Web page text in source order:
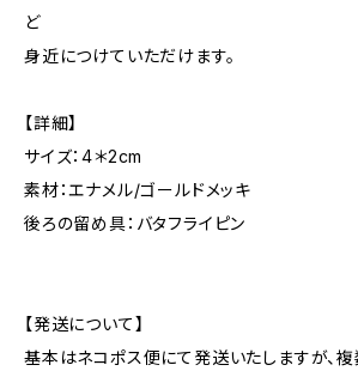
ど
身近につけていただけます。
【詳細】
サイズ：4＊2cm
素材：エナメル/ゴールドメッキ
後ろの留め具：バタフライピン
【発送について】
基本はネコポス便にて発送いたしますが、